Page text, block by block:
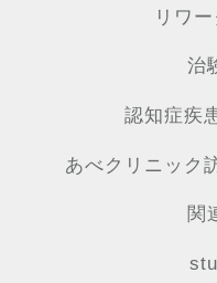
リワ
治
認知症疾
あべクリニック
関